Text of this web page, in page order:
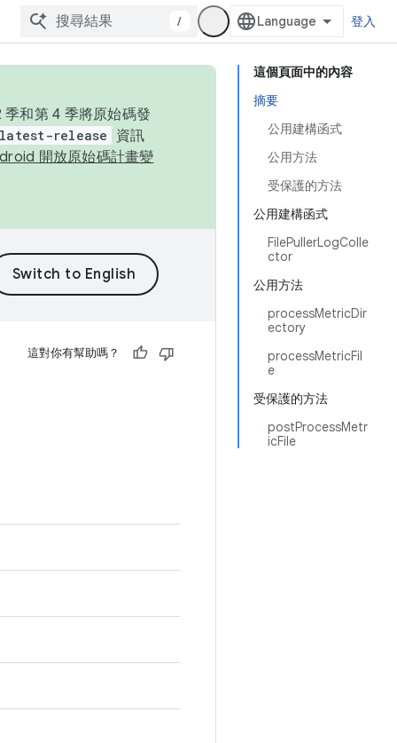
/ 登入
這個頁面中的內容
摘要
公用建構函式
公用方法
受保護的方法
公用建構函式
FilePullerLogColle
ctor
公用方法
processMetricDir
ectory
processMetricFil
e
受保護的方法
postProcessMetr
icFile
和第 4 季將原始碼發
release
資訊
開放原始碼計畫變
這對你有幫助嗎？